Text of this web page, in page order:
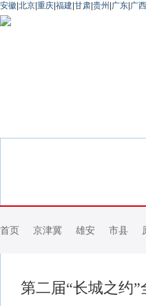
安徽 北京 重庆 福建 甘肃 贵州 广东 广西
首页 京津冀 雄安 市县
第二届“长城之约